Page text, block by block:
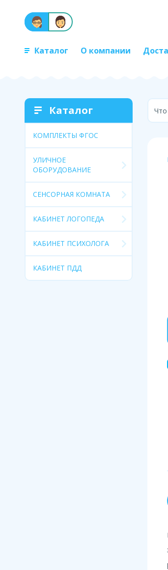
Каталог О компании
Каталог
КОМПЛЕКТЫ ФГОС
УЛИЧНОЕ
ОБОРУДОВАНИЕ
СЕНСОРНАЯ КОМНАТА
КАБИНЕТ ЛОГОПЕДА
КАБИНЕТ ПСИХОЛОГА
КАБИНЕТ ПДД
Что